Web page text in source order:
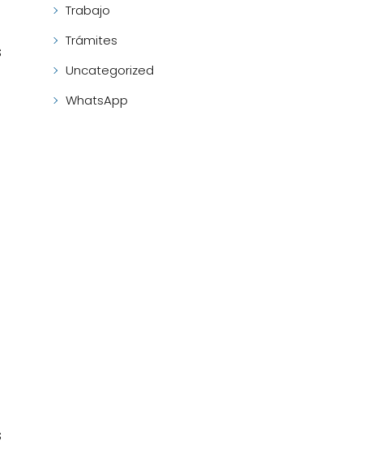
Trabajo
Trámites
Uncategorized
WhatsApp